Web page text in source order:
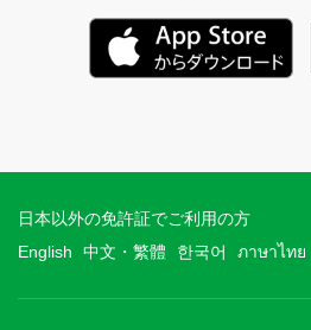
日本以外の免許証でご利用の方
English
中文・繁體 한국어 ภาษาไทย